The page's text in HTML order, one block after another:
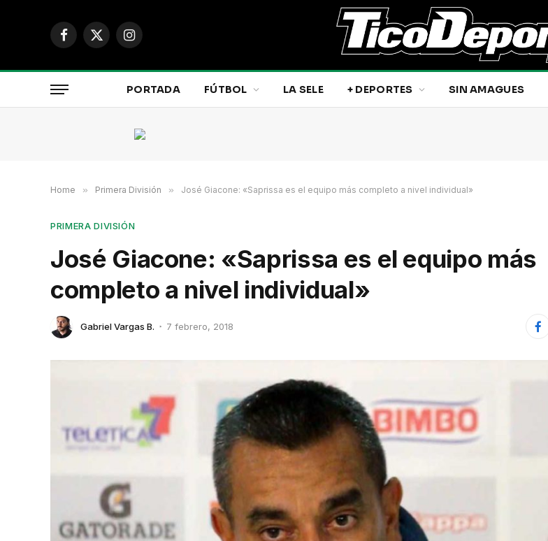
Facebook
X
Instagram
PORTADA FÚTBOL LA SELE + DEPORTES SIN AMAGUES
Home » Primera División » José Giacone: «Saprissa es el equipo más completo a nivel individual»
PRIMERA DIVISIÓN
José Giacone: «Saprissa es el equipo más
completo a nivel individual»
Gabriel Vargas B. 7 febrero, 2018